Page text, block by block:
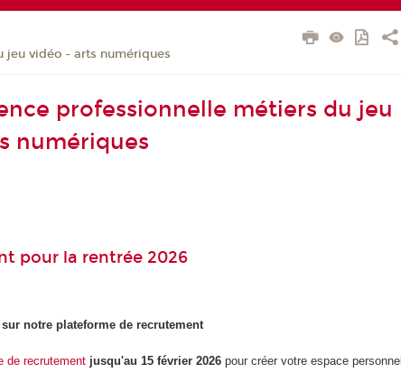
jeu vidéo - arts numériques
professionnelle métiers du jeu
numériques
pour la rentrée 2026
notre plateforme de recrutement
de recrutement jusqu'au 15 février 2026pour créer votre espace personnel